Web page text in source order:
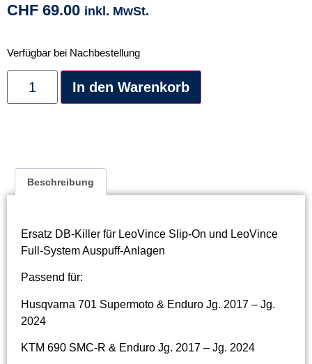
CHF 69.00 inkl. MwSt.
Verfügbar bei Nachbestellung
In den Warenkorb
Beschreibung
Ersatz DB-Killer für LeoVince Slip-On und LeoVince
Full-System Auspuff-Anlagen
Passend für:
Husqvarna 701 Supermoto & Enduro Jg. 2017 – Jg.
2024
KTM 690 SMC-R & Enduro Jg. 2017 – Jg. 2024